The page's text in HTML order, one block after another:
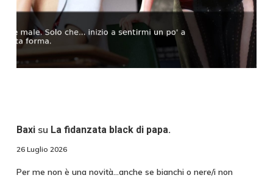
Baxisu La fidanzata black di papa.
26 Luglio 2026
Per me non è una novità...anche se bianchi o nere/i non